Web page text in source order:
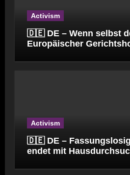
Activism
🇩🇪 DE – Wenn selbst
Europäischer
Activism
🇩🇪 DE –
endet mit